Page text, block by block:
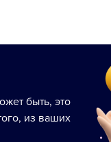
быть, это
из ваших